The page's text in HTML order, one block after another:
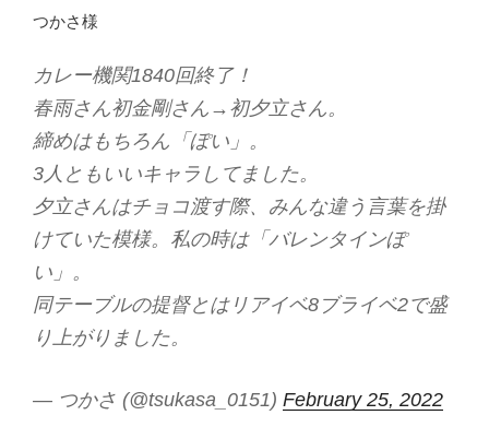
つかさ様
カレー機関1840回終了！
春雨さん初金剛さん→初夕立さん。
締めはもちろん「ぽい」。
3人ともいいキャラしてました。
夕立さんはチョコ渡す際、みんな違う言葉を掛
けていた模様。私の時は「バレンタインぽ
い」。
同テーブルの提督とはリアイベ8ブライベ2で盛
り上がりました。
— つかさ (@tsukasa_0151) February 25, 2022